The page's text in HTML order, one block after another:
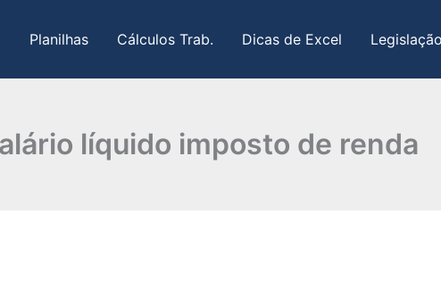
Planilhas Cálculos Trab. Dicas de Excel Legislação
líquido imposto de renda